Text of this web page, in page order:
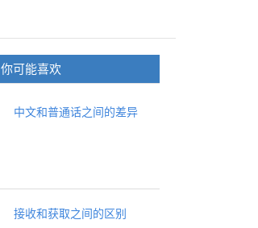
你可能喜欢
中文和普通话之间的差异
接收和获取之间的区别